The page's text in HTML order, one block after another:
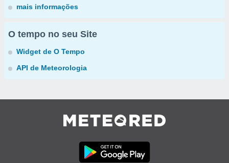
mais informações
O tempo no seu Site
Widget de O Tempo
API de Meteorologia